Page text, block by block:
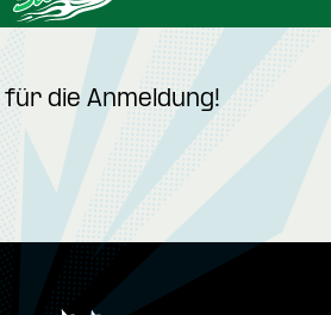
für die Anmeldung!